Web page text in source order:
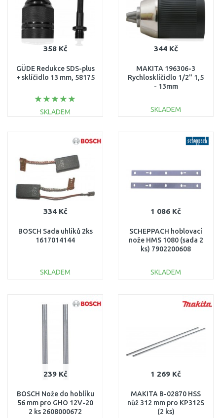
358 Kč
GÜDE Redukce SDS-plus
+ sklíčidlo 13 mm, 58175
SKLADEM
344 Kč
MAKITA 196306-3
Rychlosklíčidlo 1/2" 1,5
- 13mm
SKLADEM
334 Kč
BOSCH Sada uhlíků 2ks
1617014144
SKLADEM
1 086 Kč
SCHEPPACH hoblovací
nože HMS 1080 (sada 2
ks) 7902200608
SKLADEM
239 Kč
BOSCH Nože do hoblíku
56 mm pro GHO 12V-20
2 ks 2608000672
1 269 Kč
MAKITA B-02870 HSS
nůž 312 mm pro KP312S
(2 ks)